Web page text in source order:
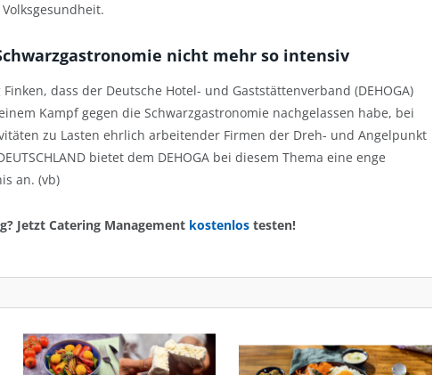
nicht mehr so intensiv
dass der Deutsche Hotel- und Gaststättenverband (DEHOGA)
Kampf gegen die Schwarzgastronomie nachgelassen habe, bei
zu Lasten ehrlich arbeitender Firmen der Dreh- und Angelpunkt
bietet dem DEHOGA bei diesem Thema eine enge
an. (vb)
Jetzt Catering Management kostenlos testen!